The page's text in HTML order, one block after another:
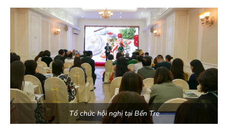
Tổ chức hội nghị tại Bến Tre